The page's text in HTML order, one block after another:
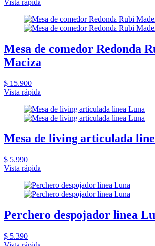
Vista rápida
Mesa de comedor Redonda
Maciza
$ 15.900
Vista rápida
Mesa de living articulada
$ 5.990
Vista rápida
Perchero despojador linea
$ 5.390